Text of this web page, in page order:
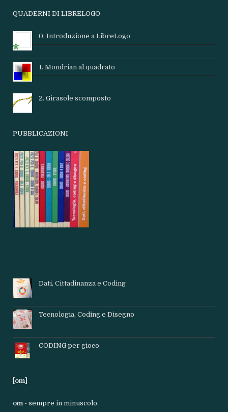
QUADERNI DI LIBRELOGO
0. Introduzione a LibreLogo
1. Mondrian al quadrato
2. Girasole scomposto
PUBBLICAZIONI
Dati, Cittadinanza e Coding
Tecnologia, Coding e Disegno
CODING per gioco
[om]
om - sempre in minuscolo.